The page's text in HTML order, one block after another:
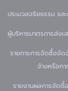
ประมวลจริยธรรม แล
ผู้บริหารมาตรการส่ง
รายการการจัดซื้อจั
จ้างหรือก
รายงานผลการจัด